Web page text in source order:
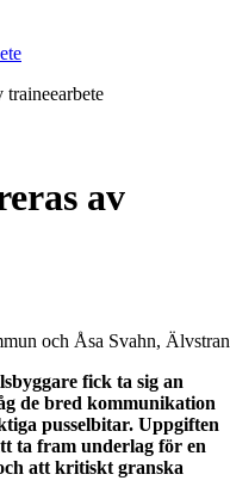
traineearbete
av
och Åsa Svahn,
fick ta sig an
de bred kommunikation
pusselbitar. Uppgiften
ta fram underlag för en
att kritiskt granska